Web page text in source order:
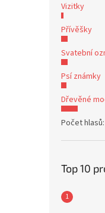
Vizitky
Přívěšky
Svatební
Psí známky
Dřevěné
Počet hlasů:
Top 10